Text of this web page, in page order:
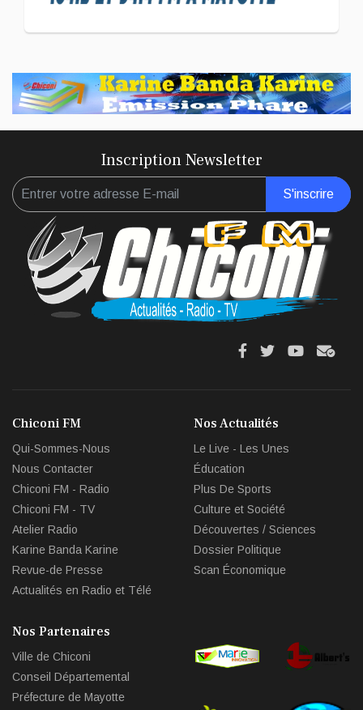
Langue KIBOSI
Inscription Newsletter
S'inscrire
fa
fa
fab
fas
Chiconi FM
Qui-Sommes-Nous
Nous Contacter
Chiconi FM - Radio
Chiconi FM - TV
Atelier Radio
Karine Banda Karine
Revue-de Presse
Actualités en Radio et Télé
Nos Actualités
Le Live - Les Unes
Éducation
Plus De Sports
Culture et Société
Découvertes / Sciences
Dossier Politique
Scan Économique
Nos Partenaires
Ville de Chiconi
Conseil Départemental
Préfecture de Mayotte